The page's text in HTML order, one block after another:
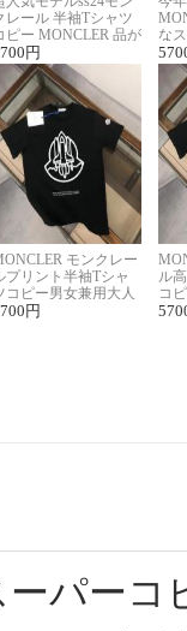
レール 半袖Tシャツ
ピー MONCLER 品が
く見た目
円
な
ル
モンクレー
プリント半袖Tシャ
コピー男女兼用大人
愛い春夏コーデ
円
ル
コ
ィ
パー